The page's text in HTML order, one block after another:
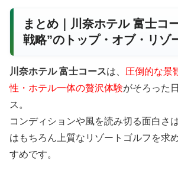
まとめ｜川奈ホテル 富士コ
戦略”のトップ・オブ・リゾ
川奈ホテル 富士コースは、 圧倒的な景
性・ホテル一体の贅沢体験がそろった
ス。
コンディションや風を読み切る面白さ
はもちろん上質なリゾートゴルフを求
すめです。